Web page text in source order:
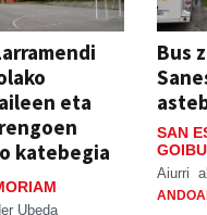
eta
katebegia
Ubeda
Bus
SAN
Aiurri